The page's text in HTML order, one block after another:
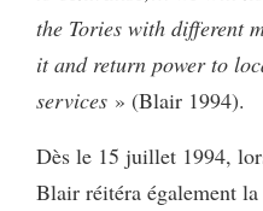
the Tories with different
it and return power to
services » (Blair 1994).
Dès le 15 juillet 1994,
Blair réitéra également